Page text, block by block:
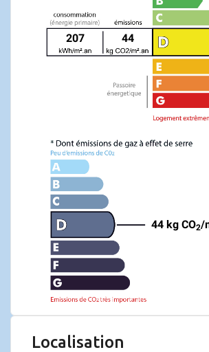
207 44
44 kg CO2/
Localisation